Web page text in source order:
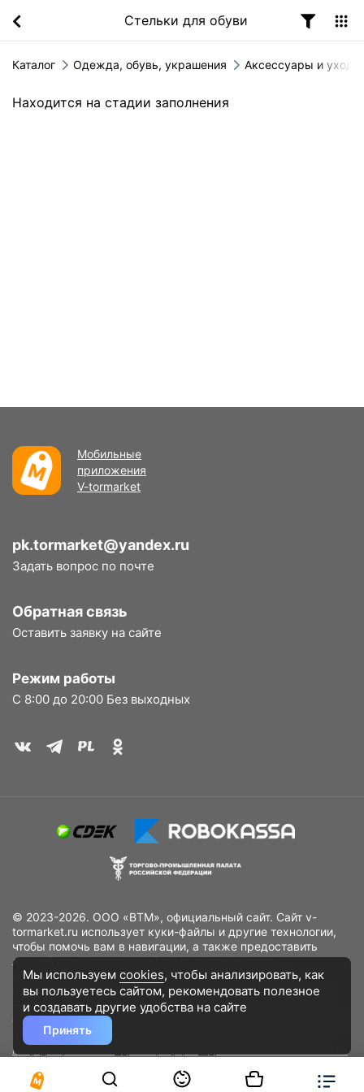
Стельки для обуви
Каталог Одежда, обувь, украшения Аксессуары и уход
Находится на стадии заполнения
Мобильные
приложения
V-tormarket
pk.tormarket@yandex.ru
Задать вопрос по почте
Обратная связь
Оставить заявку на сайте
Режим работы
С 8:00 до 20:00 Без выходных
© 2023-2026. ООО «ВТМ», официальный сайт. Сайт v-
tormarket.ru использует куки-файлы и другие технологии,
чтобы помочь вам в навигации, а также предоставить
лучший пользовательский опыт, анализировать
использование наших продуктов и услуг, повысить
качество рекламных и маркетинговых активностей. Если
Вы не хотите, чтобы Ваши пользовательские данные
обрабатывались, пожалуйста, ограничьте их использование
в своём браузере.
конфиденциальности
Разработано DST Global
Мы используем cookies, чтобы анализировать, как
вы пользуетесь сайтом, рекомендовать полезное
и создавать другие удобства на сайте
Принять